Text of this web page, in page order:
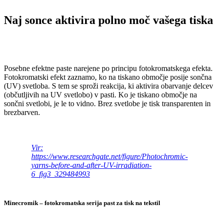
Naj sonce aktivira polno moč vašega tiska
Posebne efektne paste narejene po principu fotokromatskega efekta.
Fotokromatski efekt zaznamo, ko na tiskano območje posije sončna
(UV) svetloba. S tem se sproži reakcija, ki aktivira obarvanje delcev
(občutljivih na UV svetlobo) v pasti. Ko je tiskano območje na
sončni svetlobi, je le to vidno. Brez svetlobe je tisk transparenten in
brezbarven.
Vir:
https://www.researchgate.net/figure/Photochromic-
yarns-before-and-after-UV-irradiation-
6_fig3_329484993
Minecromik – fotokromatska serija past za tisk na tekstil